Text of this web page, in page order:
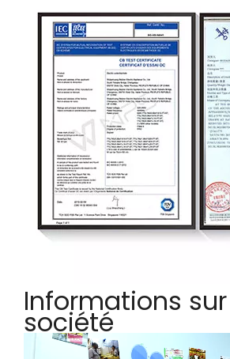
Informations
société